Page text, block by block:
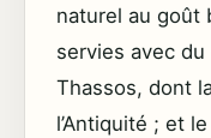
naturel au goût
servies avec du
Thassos, dont
l’Antiquité ; et